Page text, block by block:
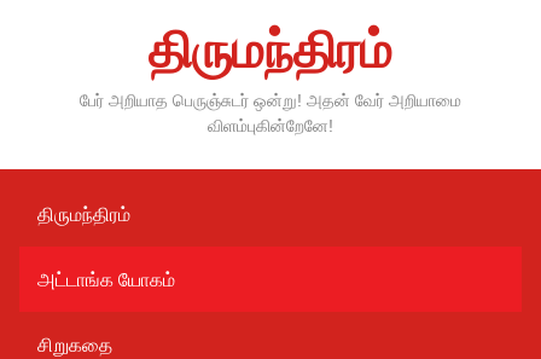
திருமந்திரம்
பேர் அறியாத பெருஞ்சுடர் ஒன்று! அதன் வேர் அறியாமை
விளம்புகின்றேனே!
திருமந்திரம்
அட்டாங்க யோகம்
சிறுகதை